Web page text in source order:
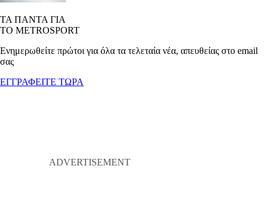
ΤΑ ΠΑΝΤΑ ΓΙΑ
ΤΟ METROSPORT
Ενημερωθείτε πρώτοι για όλα τα τελεταία νέα, απευθείας στο email
σας
ΕΓΓΡΑΦΕΙΤΕ ΤΩΡΑ